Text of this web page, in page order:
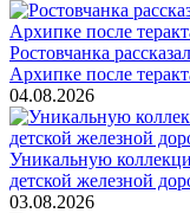
Ростовчанка
Архипке после
04.08.2026
Уникальную
детской железной
03.08.2026